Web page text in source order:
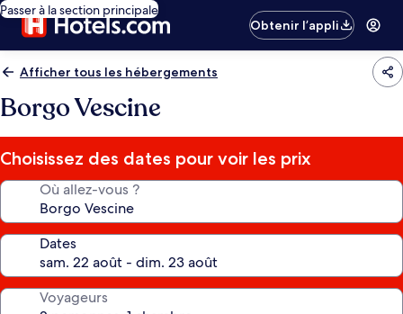
Passer à la section principale
Obtenir l’appli
Afficher tous les hébergements
Borgo Vescine
Choisissez des dates pour voir les prix
Où allez-vous ?
Dates
Voyageurs